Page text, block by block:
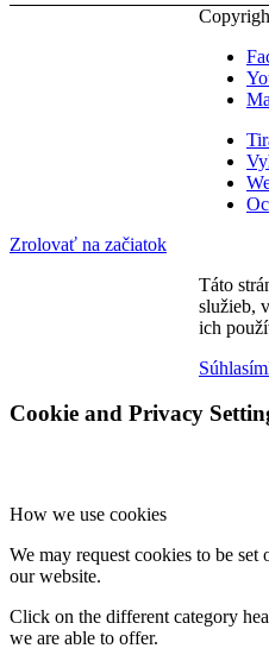
Zrolovať na začiatok
Táto
služieb,
ich
Súhlasím
Cookie and Privacy
How we use cookies
We may request cookies to be
our website.
Click on the different category
we are able to offer.